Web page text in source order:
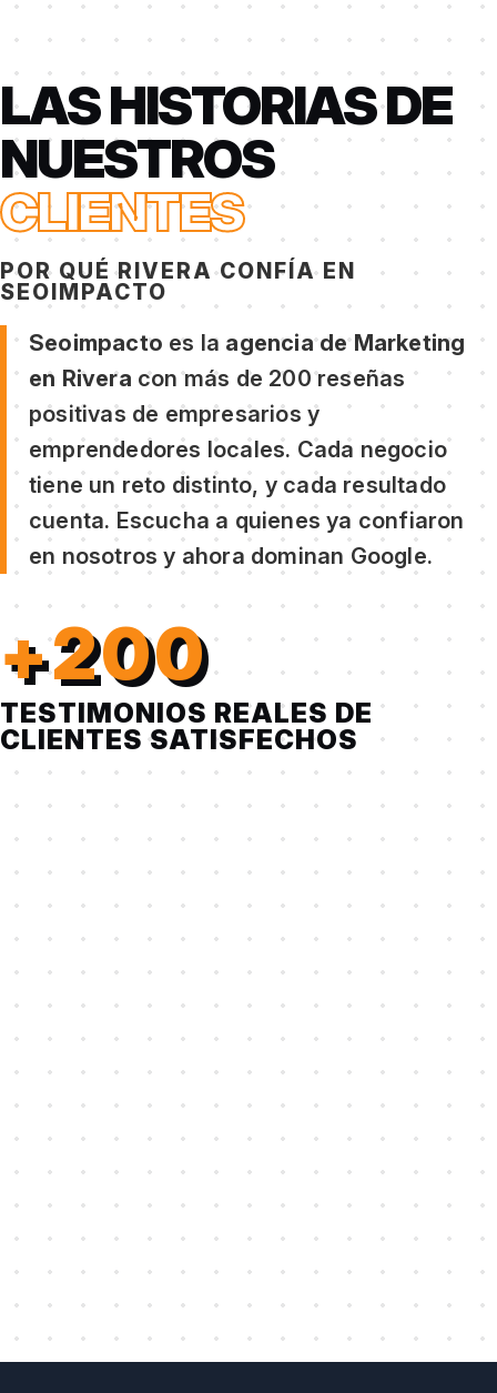
LAS HISTORIAS DE
NUESTROS
CLIENTES
POR QUÉ RIVERA CONFÍA EN
SEOIMPACTO
Seoimpacto es la agencia de Marketing
en Rivera con más de 200 reseñas
positivas de empresarios y
emprendedores locales. Cada negocio
tiene un reto distinto, y cada resultado
cuenta. Escucha a quienes ya confiaron
en nosotros y ahora dominan Google.
+200
TESTIMONIOS REALES DE
CLIENTES SATISFECHOS